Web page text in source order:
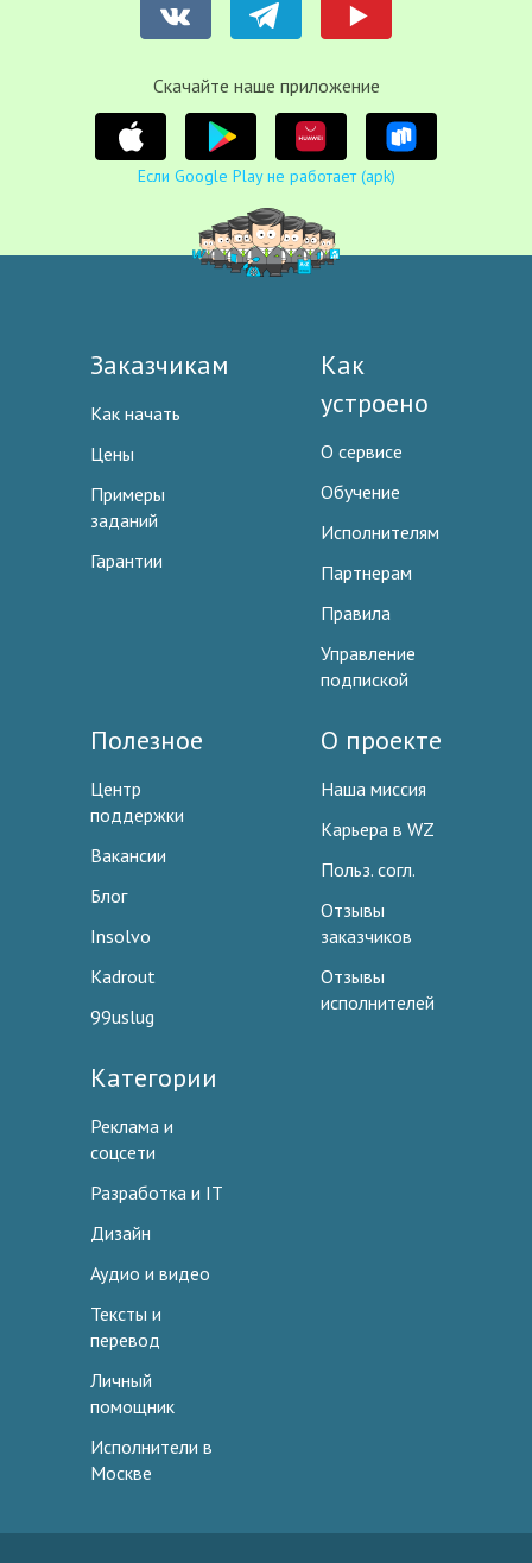
Cкачайте наше приложение
Если Google Play не работает (apk)
Заказчикам
Как начать
Цены
Примеры
заданий
Гарантии
Как
устроено
О сервисе
Обучение
Исполнителям
Партнерам
Правила
Управление
подпиской
Полезное
Центр
поддержки
Вакансии
Блог
Insolvo
Kadrout
99uslug
О проекте
Наша миссия
Карьера в WZ
Польз. согл.
Отзывы
заказчиков
Отзывы
исполнителей
Категории
Реклама и
соцсети
Разработка и IT
Дизайн
Аудио и видео
Тексты и
перевод
Личный
помощник
Исполнители в
Москве